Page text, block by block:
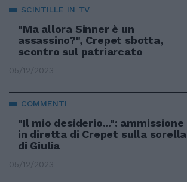
SCINTILLE IN TV
"Ma allora Sinner è un
assassino?", Crepet sbotta,
scontro sul patriarcato
05/12/2023
COMMENTI
"Il mio desiderio...": ammissione
in diretta di Crepet sulla sorella
di Giulia
05/12/2023